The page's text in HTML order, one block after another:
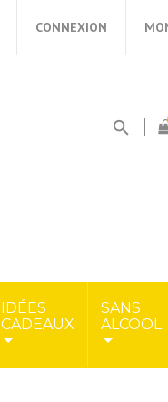
CONNEXION
IDÉES
CADEAUX
SANS
ALCOOL